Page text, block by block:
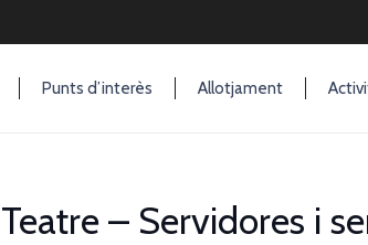
Punts d’interès Allotjament
Teatre – Servidores i